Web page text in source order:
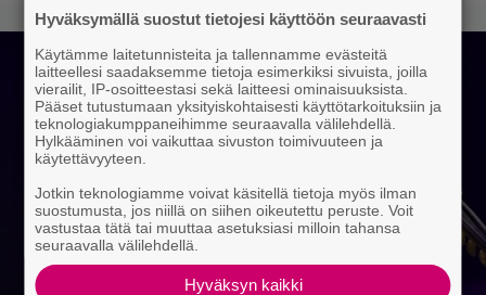
Hyväksymällä suostut tietojesi käyttöön seuraavasti
Käytämme laitetunnisteita ja tallennamme evästeitä
laitteellesi saadaksemme tietoja esimerkiksi sivuista, joilla
vierailit, IP-osoitteestasi sekä laitteesi ominaisuuksista.
Pääset tutustumaan yksityiskohtaisesti käyttötarkoituksiin ja
teknologiakumppaneihimme seuraavalla välilehdellä.
Hylkääminen voi vaikuttaa sivuston toimivuuteen ja
käytettävyyteen.
Jotkin teknologiamme voivat käsitellä tietoja myös ilman
suostumusta, jos niillä on siihen oikeutettu peruste. Voit
vastustaa tätä tai muuttaa asetuksiasi milloin tahansa
seuraavalla välilehdellä.
Hyväksyn kaikki